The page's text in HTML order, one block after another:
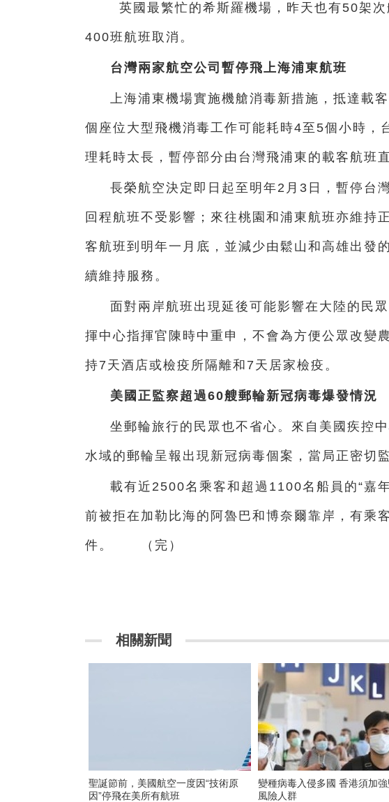
英國最繁忙的希斯羅機場，昨天也有50架次
400班航班取消。
台灣兩家航空公司暫停飛上海浦東航班
上海浦東機場實施機艙消毒新措施，抵達載
個座位大型飛機消毒工作可能耗時4至5個小時，
理耗時太長，暫停部分由台灣飛浦東的載客航班
長榮航空決定即日起至明年2月3日，暫停台
回程航班不受影響；來往桃園和浦東航班亦維持
客航班到明年一月底，並減少由鬆山和高雄出發
續維持服務。
面對兩岸航班出現延後可能影響在大陸的民
揮中心指揮官陳時中重申，不會為方便公眾改變
持7天酒店或檢疫所隔離和7天居家檢疫。
美國正監察超過60艘郵輪新冠病毒爆發情況
坐郵輪旅行的民眾也不省心。來自美國疾控
水域的郵輪呈報出現新冠病毒個案，當局正密切
載有近2500名乘客和超過1100名船員的“嘉
前被拒在加勒比海的阿魯巴和博奈爾靠岸，有乘
件。 （完）
相關新聞
聖誕節前，美國航空一度因“技術原
因”停飛在美所有航班
變種病毒入侵多國 香港須加
風險人群